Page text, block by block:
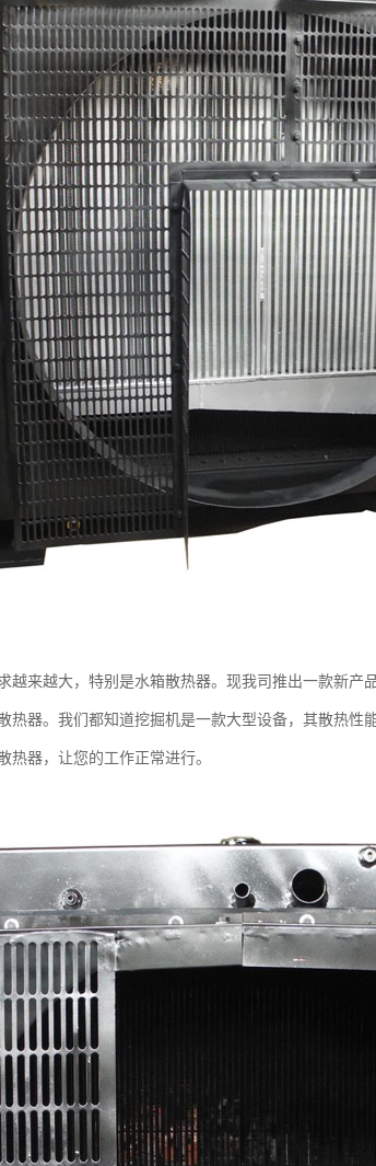
越来越大，特别是水箱散热器。现我司推出一款新产
热器。我们都知道挖掘机是一款大型设备，其散热
热器，让您的工作正常进行。